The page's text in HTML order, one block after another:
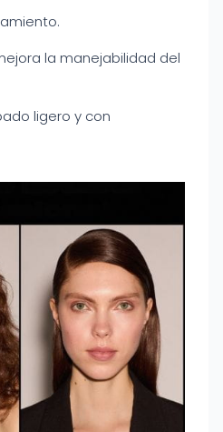
la manejabilidad del
ligero y con